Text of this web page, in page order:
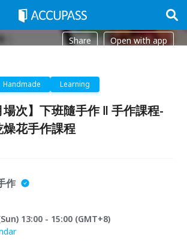
Share Open with app
Handmade Learning
場次】下班隨手作 ‖ 手作課程-
花手作課程
作
13:00 - 15:00 (GMT+8)